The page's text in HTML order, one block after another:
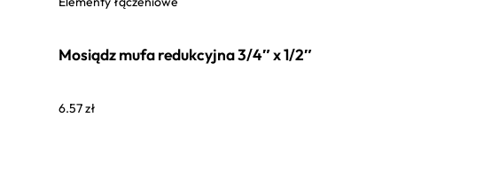
Mosiądz mufa redukcyjna 3/4″ x 1/2″
6.57zł